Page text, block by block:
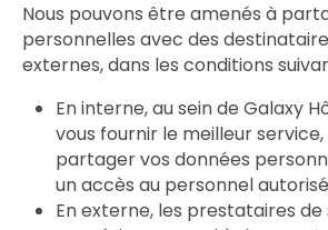
Nous pouvons être amenés à
personnelles avec des
externes, dans les conditions
En interne, au sein de Galaxy
vous fournir le meilleur
partager vos données
un accès au personnel
En externe, les prestataires de